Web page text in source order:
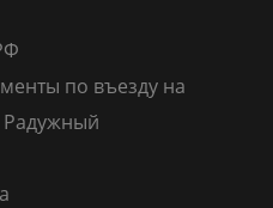
по въезду на
Радужный